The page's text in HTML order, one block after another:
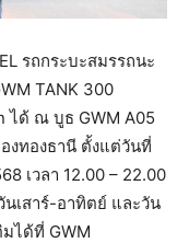
รถกระบะสมรรถนะ
TANK 300
ได้ ณ บูธ GWM A05
งทองธานี ตั้งแต่วันที่
เวลา 12.00 – 22.00
นเสาร์-อาทิตย์ และวัน
ได้ที่ GWM